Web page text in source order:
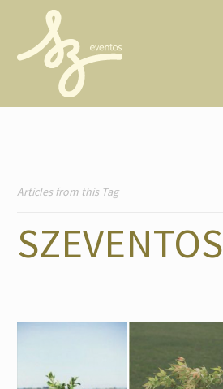
Articles from this Tag
SZEVENTOS